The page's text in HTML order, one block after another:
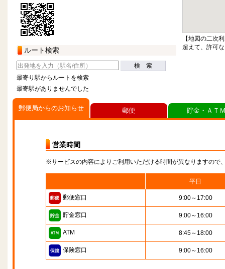
ルート検索
検 索
最寄り駅からルートを検索
最寄駅がありませんでした
【地図の二次
超えて、許可
郵便局からのお知らせ
営業時間
※サービスの内容によりご利用いただける時間が異なりますので
平日
郵便窓口 9:00～17:00
貯金窓口 9:00～16:00
ATM 8:45～18:00
保険窓口 9:00～16:00
郵便 貯金・ＡＴ